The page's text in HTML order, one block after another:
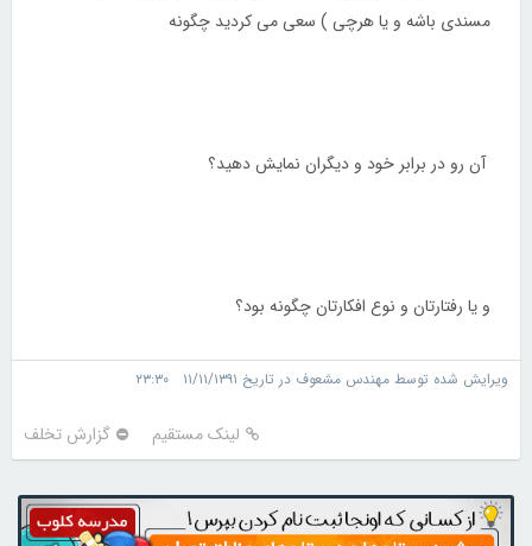
مسندی باشه و یا هرچی ) سعی می کردید چگونه
آن رو در برابر خود و دیگران نمایش دهید؟
و یا رفتارتان و نوع افکارتان چگونه بود؟
ویرایش شده توسط مهندس مشعوف در تاریخ ۱۱/۱۱/۱۳۹۱ ۲۳:۳۰
لینک مستقیم گزارش تخلف